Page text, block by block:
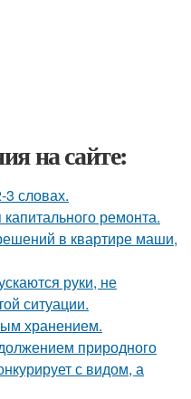
на сайте:
словах.
ремонта.
в квартире маши,
руки, не
ситуации.
хранением.
природного
с видом, а